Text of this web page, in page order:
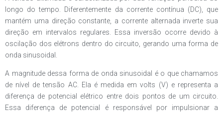
longo do tempo. Diferentemente da corrente contínua (DC), que
mantém uma direção constante, a corrente alternada inverte sua
direção em intervalos regulares. Essa inversão ocorre devido à
oscilação dos elétrons dentro do circuito, gerando uma forma de
onda sinusoidal.
A magnitude dessa forma de onda sinusoidal é o que chamamos
de nível de tensão AC. Ela é medida em volts (V) e representa a
diferença de potencial elétrico entre dois pontos de um circuito.
Essa diferença de potencial é responsável por impulsionar a